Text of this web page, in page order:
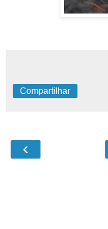
Compartilhar
‹